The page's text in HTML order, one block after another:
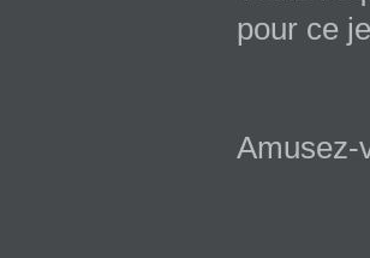
pour ce